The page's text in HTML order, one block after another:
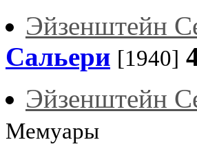
Эйзенштейн
Сальери [1940]
Эйзенштейн
Мемуары